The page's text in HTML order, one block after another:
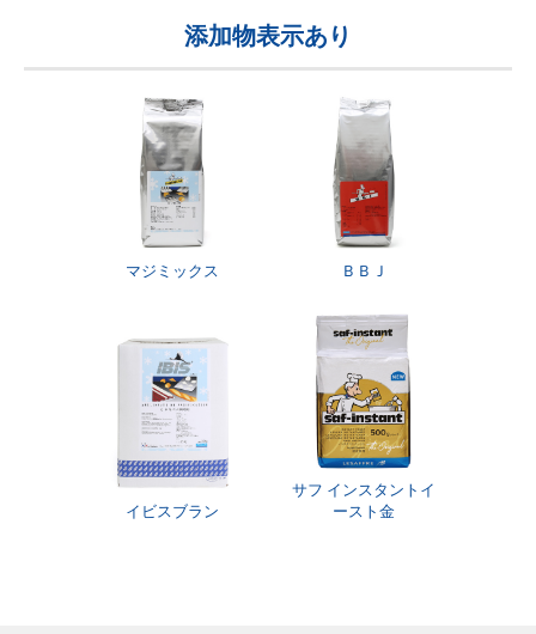
添加物表示あり
マジミックス ＢＢＪ
イビスブラン
サフ インスタントイ
ースト金